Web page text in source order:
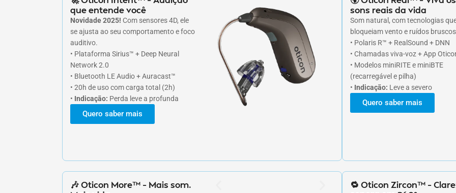
que entende você
Novidade 2025! Com sensores 4D, ele
se ajusta ao seu comportamento e foco
auditivo.
• Plataforma Sirius™ + Deep Neural
Network 2.0
• Bluetooth LE Audio + Auracast™
• 20h de uso com carga total (2h)
• Indicação: Perda leve a profunda
Quero saber mais
sons reais da vida
Som natural, com tecnologias
bloqueiam vento e ruídos
• Polaris R™ + RealSound + DNN
• Chamadas viva-voz + App
• Modelos miniRITE e miniBTE
(recarregável e pilha)
• Indicação: Leve a severo
Quero saber mais
🎶 Oticon More™ – Mais som.
🔁 Oticon Zircon™ –